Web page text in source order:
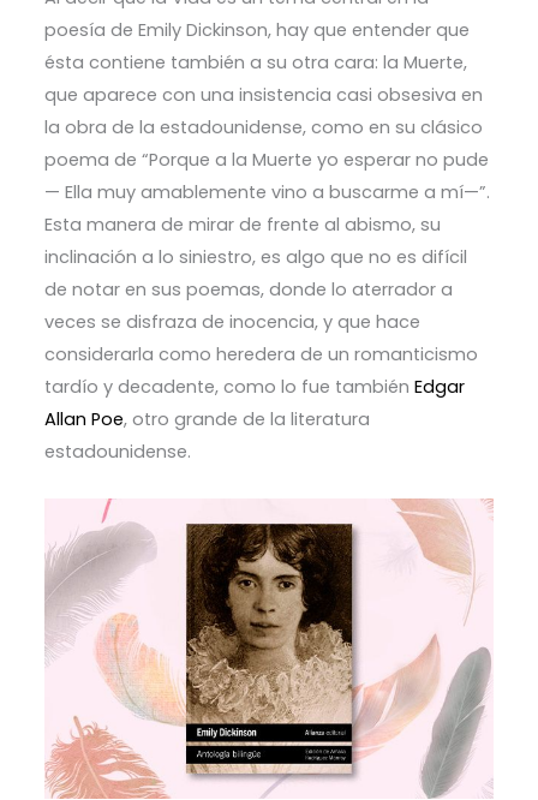
poesía de Emily Dickinson, hay que entender que
ésta contiene también a su otra cara: la Muerte,
que aparece con una insistencia casi obsesiva en
la obra de la estadounidense, como en su clásico
poema de “Porque a la Muerte yo esperar no pude
— Ella muy amablemente vino a buscarme a mí—”.
Esta manera de mirar de frente al abismo, su
inclinación a lo siniestro, es algo que no es difícil
de notar en sus poemas, donde lo aterrador a
veces se disfraza de inocencia, y que hace
considerarla como heredera de un romanticismo
tardío y decadente, como lo fue también Edgar
Allan Poe, otro grande de la literatura
estadounidense.